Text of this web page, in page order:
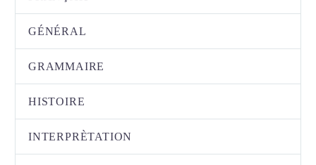
GÉNÉRAL
GRAMMAIRE
HISTOIRE
INTERPRÈTATION